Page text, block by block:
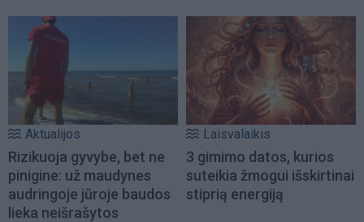
Aktualijos
Rizikuoja gyvybe, bet ne
pinigine: už maudynes
audringoje jūroje baudos
lieka neišrašytos
Laisvalaikis
3 gimimo datos, kurios
suteikia žmogui išskirtinai
stiprią energiją